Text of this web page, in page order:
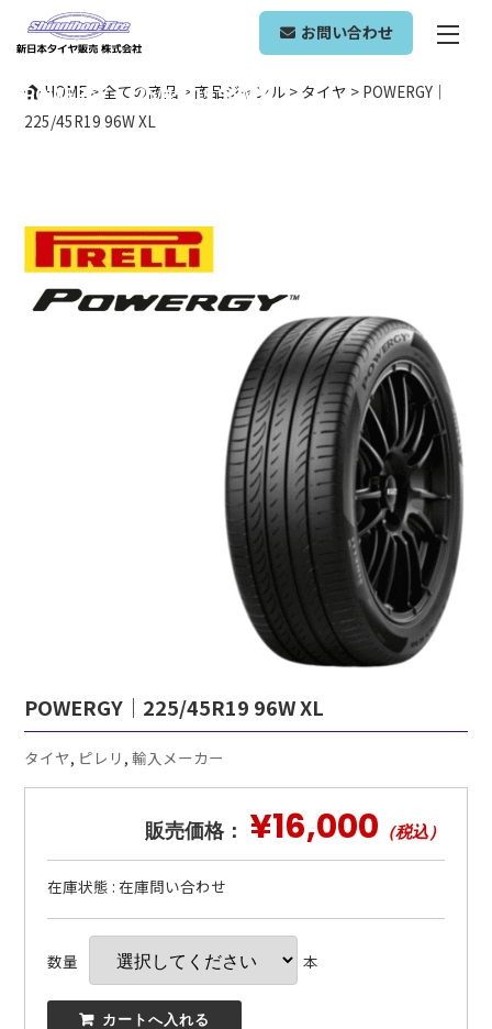
お問い合わせ
ONLINE SHOP
POWERGY｜225/45R19 96W XL
HOME >全ての商品 >商品ジャンル > タイヤ > POWERGY｜
225/45R19 96W XL
POWERGY｜225/45R19 96W XL
タイヤ, ピレリ ,輸入メーカー
販売価格： ¥16,000 （税込）
在庫状態 : 在庫問い合わせ
数量 本
 カートへ入れる